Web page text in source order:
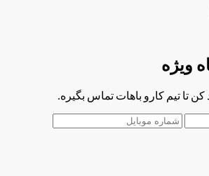
ویژه
تا تیم کارو باهات تماس بگیره.